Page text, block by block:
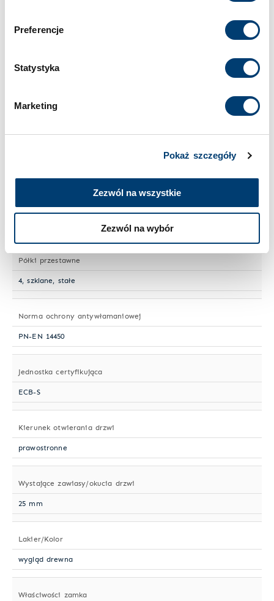
odrzucić i wycofać swoją zgodę w dowolnej chwili ze
w Polityce prywatności
Polityce wykorzystywania
Preferencje
Statystyka
Marketing
Pokaż szczegóły
Zezwól na wszystkie
Zezwól na wybór
Limit wartości chronionej w firmie
Zamek kluczowy
Półki przestawne
4, szklane, stałe
Norma ochrony antywłamaniowej
PN-EN 14450
Jednostka certyfikująca
ECB-S
Kierunek otwierania drzwi
prawostronne
Wystające zawiasy/okucia drzwi
25 mm
Lakier/Kolor
wygląd drewna
Właściwości zamka